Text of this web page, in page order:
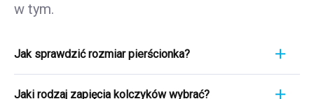
w tym.
Jak sprawdzić rozmiar pierścionka?
Jaki rodzaj zapięcia kolczyków wybrać?